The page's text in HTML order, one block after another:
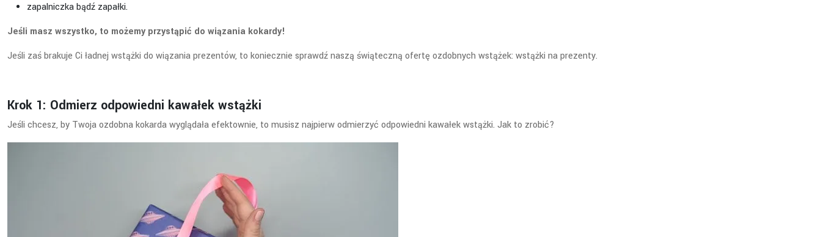
zapalniczka bądź zapałki.
Jeśli masz wszystko, to możemy przystąpić do wiązania kokardy!
Jeśli zaś brakuje Ci ładnej wstążki do wiązania prezentów, to koniecznie sprawdź naszą świąteczną ofertę ozdobnych wstążek: wstążki na prezenty.
Krok 1: Odmierz odpowiedni kawałek wstążki
Jeśli chcesz, by Twoja ozdobna kokarda wyglądała efektownie, to musisz najpierw odmierzyć odpowiedni kawałek wstążki. Jak to zrobić?